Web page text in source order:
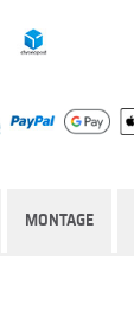
MONTAGE